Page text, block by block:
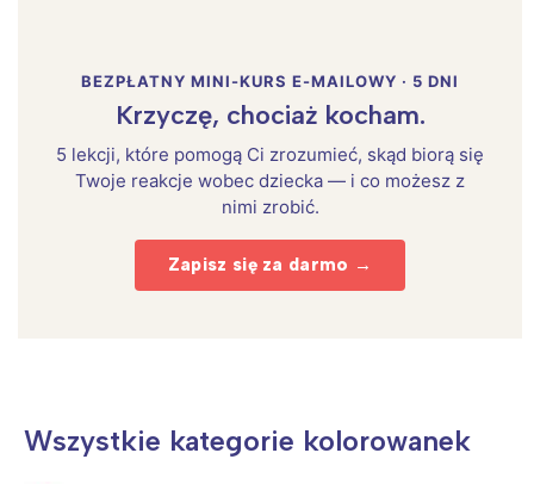
BEZPŁATNY MINI-KURS E-MAILOWY · 5 DNI
Krzyczę, chociaż kocham.
5 lekcji, które pomogą Ci zrozumieć, skąd biorą się
Twoje reakcje wobec dziecka — i co możesz z
nimi zrobić.
Zapisz się za darmo →
Wszystkie kategorie kolorowanek